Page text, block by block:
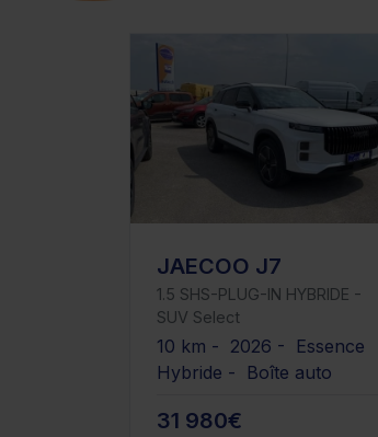
JAECOO J7
1.5 SHS-PLUG-IN HYBRIDE -
SUV Select
10 km - 2026 - Essence
Hybride - Boîte auto
31 980€